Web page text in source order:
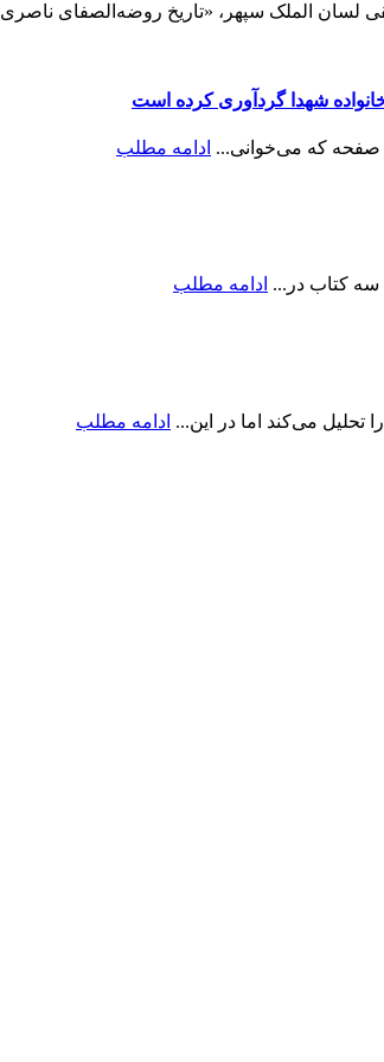
لسان الملک سپهر، «تاریخ روضه‌الصفای
شهدا گردآوری کرده است
صفحه که می‌خوانی... ادامه مطلب
سه کتاب در... ادامه مطلب
تحلیل می‌کند اما در این... ادامه مطلب